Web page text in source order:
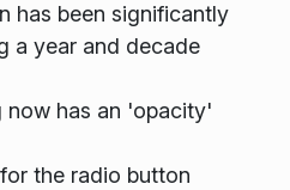
has been significantly
a year and decade
now has an 'opacity'
the radio button